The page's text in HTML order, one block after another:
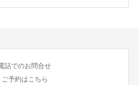
話でのお問合せ
ご予約はこちら